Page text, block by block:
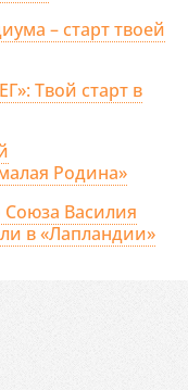
– старт твоей
Твой старт в
Родина»
Союза Василия
в «Лапландии»